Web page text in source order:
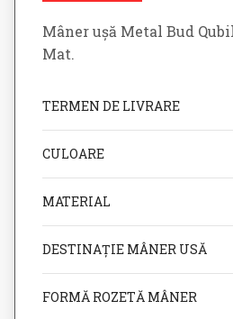
Mâner ușă Metal Bud
Mat.
TERMEN DE LIVRARE
CULOARE
MATERIAL
DESTINAȚIE MÂNER USĂ
FORMĂ ROZETĂ MÂNER